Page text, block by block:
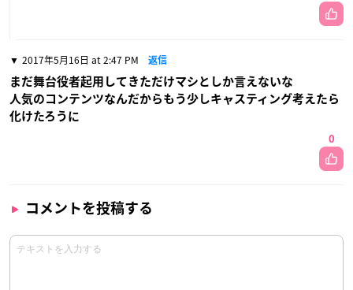
2017年5月16日 at 2:47 PM 返信
まだ舞台役者起用してきただけマシとしか言えないな
人気のコンテンツなんだからもう少しキャスティング考えたら
化けたろうに
0
コメントを投稿する